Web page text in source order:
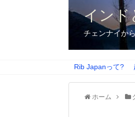
インド
チェンナイか
Rib Japanって?
ホーム